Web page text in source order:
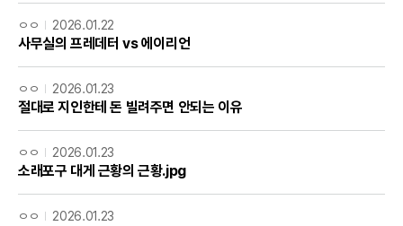
ㅇㅇ 2026.01.22
사무실의 프레데터 vs 에이리언
ㅇㅇ 2026.01.23
절대로 지인한테 돈 빌려주면 안되는 이유
ㅇㅇ 2026.01.23
소래포구 대게 근황의 근황.jpg
ㅇㅇ 2026.01.23